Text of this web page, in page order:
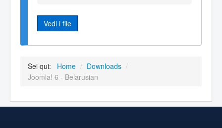
Vedi i file
Sei qui: Home / Downloads /
Joomla! 6 - Belarusian